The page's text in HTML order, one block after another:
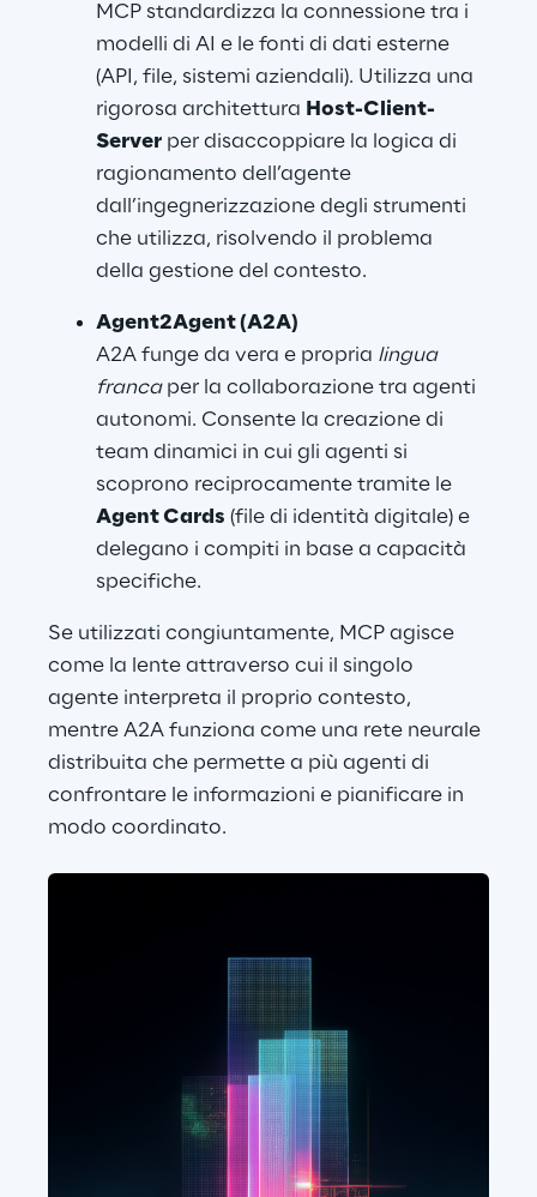
MCP standardizza la connessione tra i
modelli di AI e le fonti di dati esterne
(API, file, sistemi aziendali). Utilizza una
rigorosa architettura Host-Client-
Server per disaccoppiare la logica di
ragionamento dell’agente
dall’ingegnerizzazione degli strumenti
che utilizza, risolvendo il problema
della gestione del contesto.
Agent2Agent (A2A)
A2A funge da vera e propria lingua
franca per la collaborazione tra agenti
autonomi. Consente la creazione di
team dinamici in cui gli agenti si
scoprono reciprocamente tramite le
Agent Cards (file di identità digitale) e
delegano i compiti in base a capacità
specifiche.
Se utilizzati congiuntamente, MCP agisce
come la lente attraverso cui il singolo
agente interpreta il proprio contesto,
mentre A2A funziona come una rete neurale
distribuita che permette a più agenti di
confrontare le informazioni e pianificare in
modo coordinato.